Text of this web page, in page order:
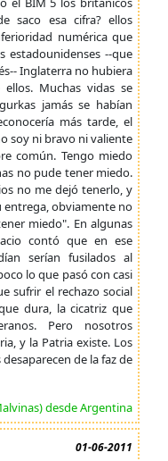
saco esa cifra? ellos
numérica que
estadounidenses --que
Inglaterra no hubiera
Muchas vidas se
jamás se habían
más tarde, el
soy ni bravo ni valiente
común. Tengo miedo
no pude tener miedo.
no me dejó tenerlo, y
entrega, obviamente no
miedo". En algunas
contó que en ese
serían fusilados al
lo que pasó con casi
sufrir el rechazo social
dura, la cicatriz que
Pero nosotros
y la Patria existe. Los
de la faz de
desde Argentina
01-06-2011